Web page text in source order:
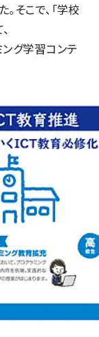
そこで、「学校
グ学習コンテ